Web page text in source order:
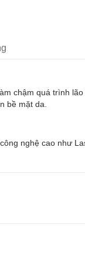
chậm quá trình
bề mặt da.
nghệ cao như